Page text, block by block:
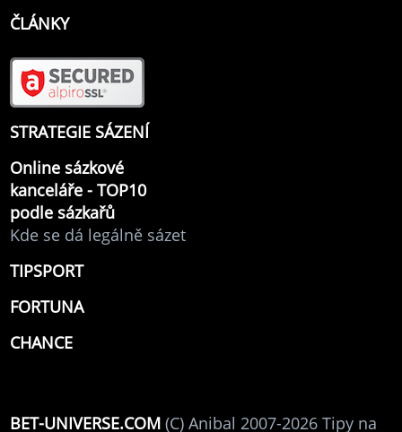
ČLÁNKY
STRATEGIE SÁZENÍ
Online sázkové
kanceláře - TOP10
podle sázkařů
Kde se dá legálně sázet
TIPSPORT
FORTUNA
CHANCE
BET-UNIVERSE.COM (C) Anibal 2007-2026 Tipy na